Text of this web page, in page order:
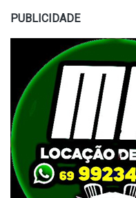
PUBLICIDADE